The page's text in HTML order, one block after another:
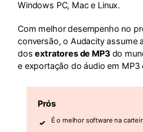
Windows PC, Mac e Linux.
Com melhor desempenho no
conversão, o Audacity assume
dos extratores de MP3 do
e exportação do áudio em MP3
Prós
É o melhor software na